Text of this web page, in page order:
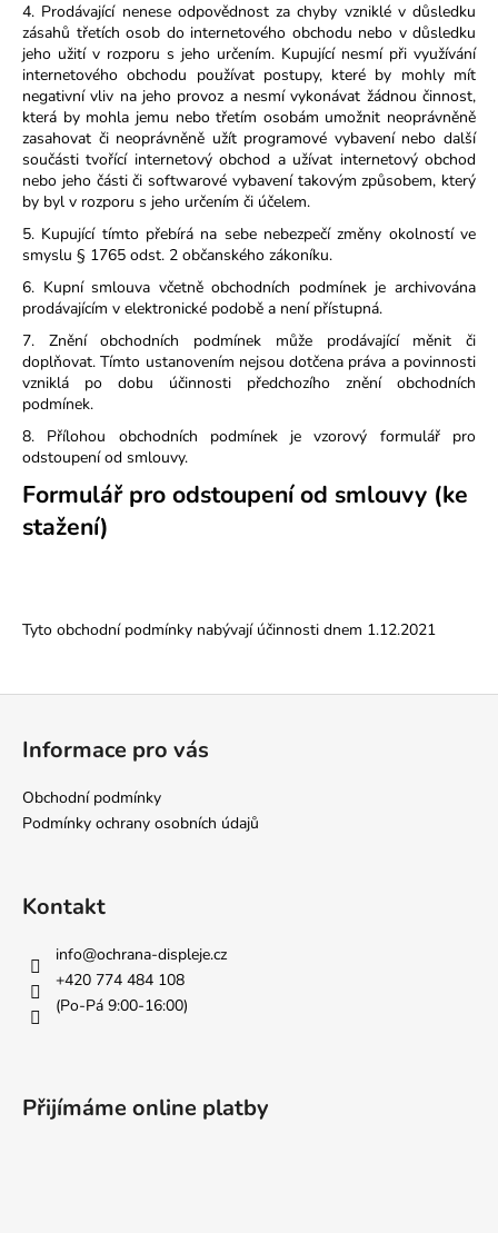
4. Prodávající nenese odpovědnost za chyby vzniklé v důsledku
zásahů třetích osob do internetového obchodu nebo v důsledku
jeho užití v rozporu s jeho určením. Kupující nesmí při využívání
internetového obchodu používat postupy, které by mohly mít
negativní vliv na jeho provoz a nesmí vykonávat žádnou činnost,
která by mohla jemu nebo třetím osobám umožnit neoprávněně
zasahovat či neoprávněně užít programové vybavení nebo další
součásti tvořící internetový obchod a užívat internetový obchod
nebo jeho části či softwarové vybavení takovým způsobem, který
by byl v rozporu s jeho určením či účelem.
5. Kupující tímto přebírá na sebe nebezpečí změny okolností ve
smyslu § 1765 odst. 2 občanského zákoníku.
6. Kupní smlouva včetně obchodních podmínek je archivována
prodávajícím v elektronické podobě a není přístupná.
7. Znění obchodních podmínek může prodávající měnit či
doplňovat. Tímto ustanovením nejsou dotčena práva a povinnosti
vzniklá po dobu účinnosti předchozího znění obchodních
podmínek.
8. Přílohou obchodních podmínek je vzorový formulář pro
odstoupení od smlouvy.
Formulář pro odstoupení od smlouvy (ke
stažení)
Tyto obchodní podmínky nabývají účinnosti dnem 1.12.2021
Informace pro vás
Obchodní podmínky
Podmínky ochrany osobních údajů
Kontakt
info@ochrana-displeje.cz
+420 774 484 108
(Po-Pá 9:00-16:00)
Přijímáme online platby